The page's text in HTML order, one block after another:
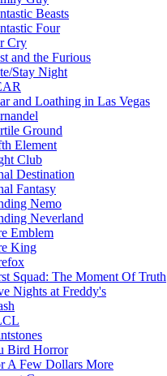
Beasts
Four
Cry
and the Furious
Stay Night
and Loathing in Las Vegas
Ground
Element
Club
Destination
Fantasy
Nemo
Neverland
Emblem
King
Squad: The Moment Of Truth
Nights at Freddy's
Bird Horror
A Few Dollars More